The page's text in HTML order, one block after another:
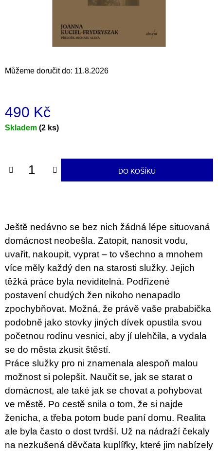
Můžeme doručit do: 11.8.2026
490 Kč
Měrná
Skladem (2 ks)
DO KOŠÍKU
Ještě nedávno se bez nich žádná lépe situovaná
domácnost neobešla. Zatopit, nanosit vodu,
uvařit, nakoupit, vyprat – to všechno a mnohem
více měly každý den na starosti služky. Jejich
těžká práce byla neviditelná. Podřízené
postavení chudých žen nikoho nenapadlo
zpochybňovat. Možná, že právě vaše prababička
podobně jako stovky jiných dívek opustila svou
početnou rodinu vesnici, aby jí ulehčila, a vydala
se do města zkusit štěstí.
Práce služky pro ni znamenala alespoň malou
možnost si polepšit. Naučit se, jak se starat o
domácnost, ale také jak se chovat a pohybovat
ve městě. Po cestě snila o tom, že si najde
ženicha, a třeba potom bude paní domu. Realita
ale byla často o dost tvrdší. Už na nádraží čekaly
na nezkušená děvčata kuplířky, které jim nabízely
o
p
j
e
e
BRUTAL
PRAGUE
Kč